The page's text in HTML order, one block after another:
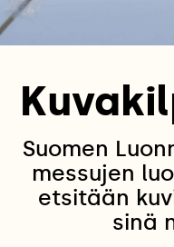
Suomen
messujen
etsitään
sinä